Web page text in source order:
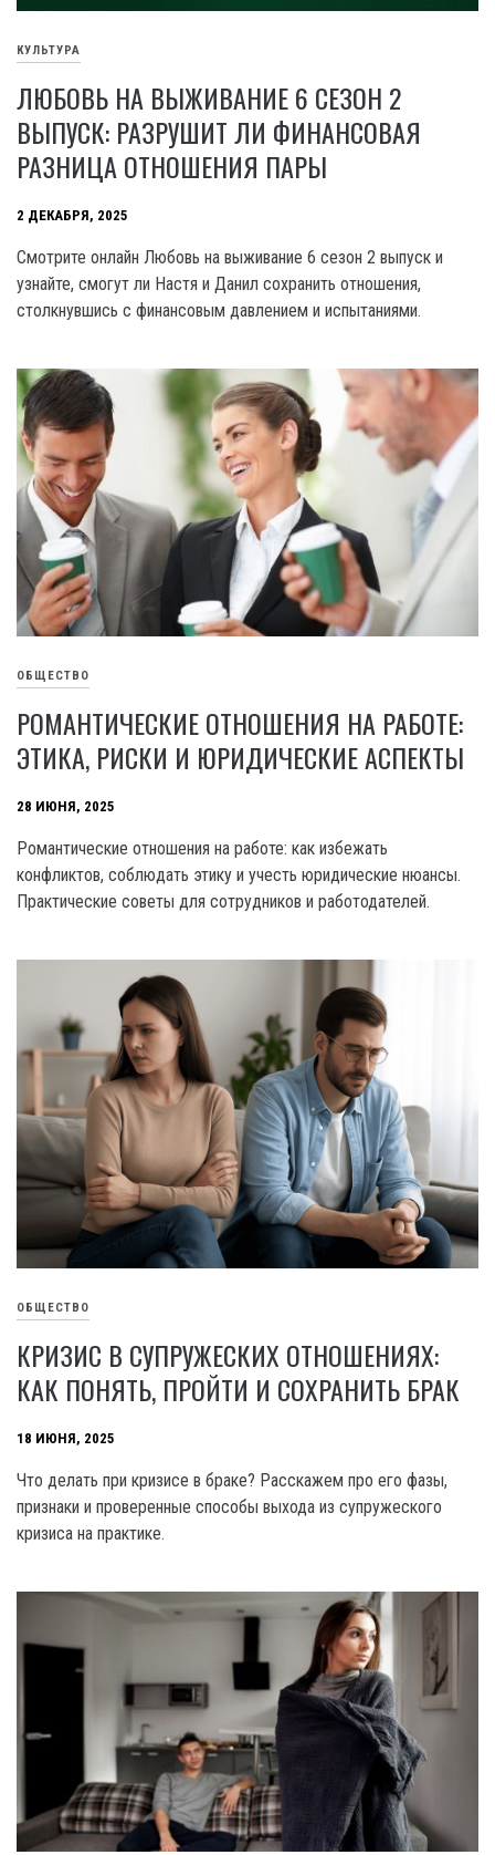
КУЛЬТУРА
ЛЮБОВЬ НА ВЫЖИВАНИЕ 6 СЕЗОН 2
ВЫПУСК: РАЗРУШИТ ЛИ ФИНАНСОВАЯ
РАЗНИЦА ОТНОШЕНИЯ ПАРЫ
2 ДЕКАБРЯ, 2025
Смотрите онлайн Любовь на выживание 6 сезон 2 выпуск и
узнайте, смогут ли Настя и Данил сохранить отношения,
столкнувшись с финансовым давлением и испытаниями.
ОБЩЕСТВО
РОМАНТИЧЕСКИЕ ОТНОШЕНИЯ НА РАБОТЕ:
ЭТИКА, РИСКИ И ЮРИДИЧЕСКИЕ АСПЕКТЫ
28 ИЮНЯ, 2025
Романтические отношения на работе: как избежать
конфликтов, соблюдать этику и учесть юридические нюансы.
Практические советы для сотрудников и работодателей.
ОБЩЕСТВО
КРИЗИС В СУПРУЖЕСКИХ ОТНОШЕНИЯХ:
КАК ПОНЯТЬ, ПРОЙТИ И СОХРАНИТЬ БРАК
18 ИЮНЯ, 2025
Что делать при кризисе в браке? Расскажем про его фазы,
признаки и проверенные способы выхода из супружеского
кризиса на практике.